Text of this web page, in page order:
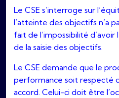
Le CSE s’interroge sur
l’atteinte des objectifs n’a
fait de l’impossibilité
de la saisie des objectifs.
Le CSE demande que le
performance soit respecté
accord. Celui-ci doit être